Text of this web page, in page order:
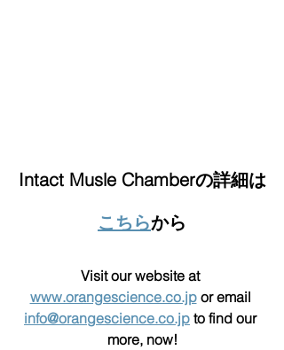
Intact Musle Chamberの詳細は
こちらから
Visit our website at
www.orangescience.co.jp or email
info@orangescience.co.jp to find our
more, now!